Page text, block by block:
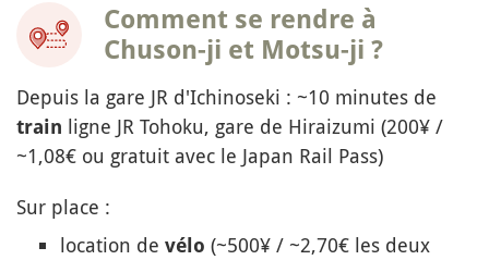
Comment se rendre à
Chuson-ji et Motsu-ji ?
Depuis la gare JR d'Ichinoseki : ~10 minutes de
train ligne JR Tohoku, gare de Hiraizumi (200¥ /
~1,08€ ou gratuit avec le Japan Rail Pass)
Sur place :
location de vélo (~500¥ / ~2,70€ les deux